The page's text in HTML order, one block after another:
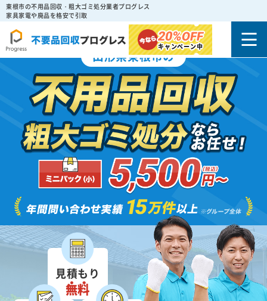
東根市の不用品回収・粗大ゴミ処分業者プログレス
家具家電や廃品を格安で引取
20%OFF
キャンペーン中
山形県東根市の
見積もり
無料